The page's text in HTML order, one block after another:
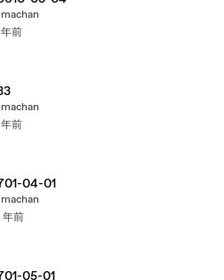
年前
年前
04-01
年前
05-01